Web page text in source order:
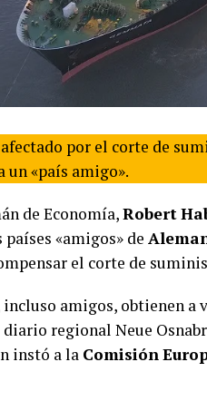
por el corte de
un «país amigo».
de Economía,Robert
«amigos» de
el corte de
amigos, obtienen a
regional Neue
instó a la Comisión